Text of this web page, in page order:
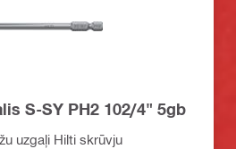
S-SY PH2 102/4" 5gb
uzgaļi Hilti skrūvju